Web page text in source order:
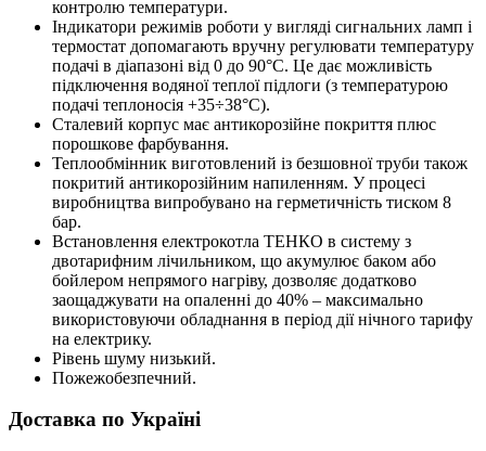
контролю температури.
Індикатори режимів роботи у вигляді сигнальних ламп і
термостат допомагають вручну регулювати температуру
подачі в діапазоні від 0 до 90°С. Це дає можливість
підключення водяної теплої підлоги (з температурою
подачі теплоносія +35÷38°C).
Сталевий корпус має антикорозійне покриття плюс
порошкове фарбування.
Теплообмінник виготовлений із безшовної труби також
покритий антикорозійним напиленням. У процесі
виробництва випробувано на герметичність тиском 8
бар.
Встановлення електрокотла ТЕНКО в систему з
двотарифним лічильником, що акумулює баком або
бойлером непрямого нагріву, дозволяє додатково
заощаджувати на опаленні до 40% – максимально
використовуючи обладнання в період дії нічного тарифу
на електрику.
Рівень шуму низький.
Пожежобезпечний.
Доставка по Україні